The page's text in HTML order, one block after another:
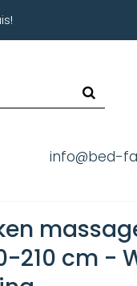
info@bed-
210 cm -